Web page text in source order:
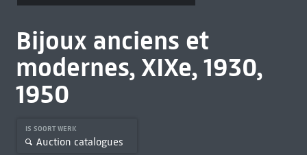
Bijoux anciens et
modernes, XIXe, 1930,
1950
IS SOORT WERK
Auction catalogues